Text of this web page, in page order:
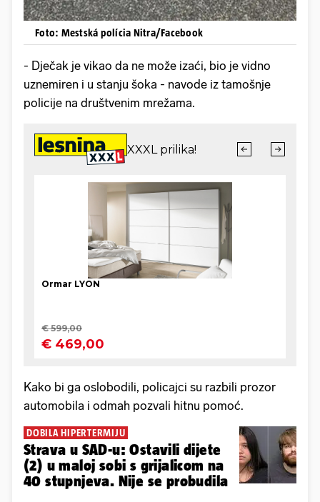
Foto: Mestská polícia Nitra/Facebook
- Dječak je vikao da ne može izaći, bio je vidno
uznemiren i u stanju šoka - navode iz tamošnje
policije na društvenim mrežama.
Kako bi ga oslobodili, policajci su razbili prozor
automobila i odmah pozvali hitnu pomoć.
DOBILA HIPERTERMIJU
Strava u SAD-u: Ostavili dijete
(2) u maloj sobi s grijalicom na
40 stupnjeva. Nije se probudila